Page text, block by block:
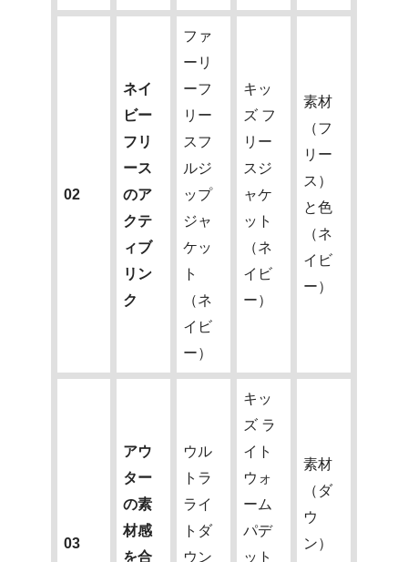
02
ネイ
ビー
フリ
ース
のア
クテ
ィブ
リン
ク
ファ
ーリ
ーフ
リー
スフ
ルジ
ップ
ジャ
ケッ
ト
（ネ
イビ
ー）
キッ
ズ フ
リー
スジ
ャケ
ット
（ネ
イビ
ー）
素材
（フ
リー
ス）
と色
（ネ
イビ
ー）
03
アウ
ター
の素
材感
を合
ウル
トラ
ライ
トダ
ウン
キッ
ズ ラ
イト
ウォ
ーム
パデ
ット
素材
（ダ
ウ
ン）